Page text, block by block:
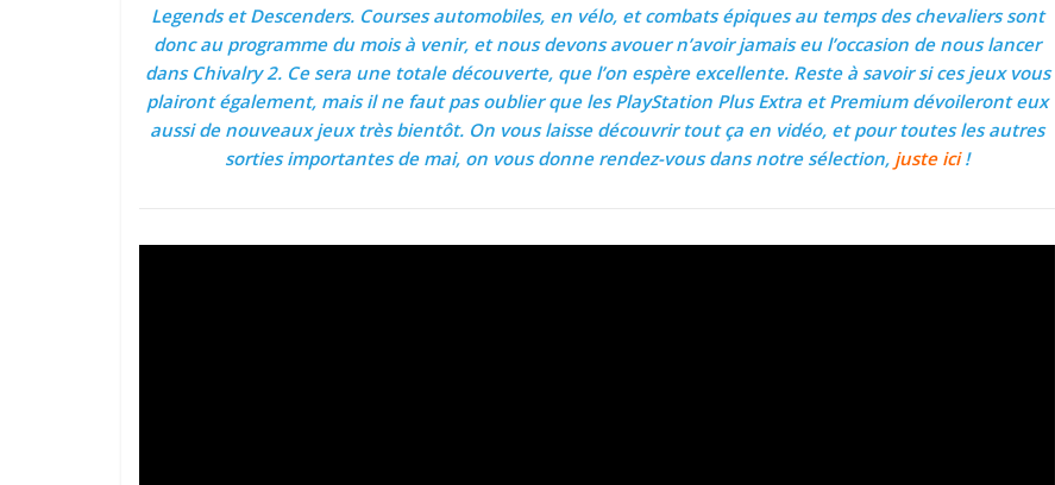
Legends et Descenders. Courses automobiles, en vélo, et combats épiques au temps des chevaliers sont
donc au programme du mois à venir, et nous devons avouer n’avoir jamais eu l’occasion de nous lancer
dans Chivalry 2. Ce sera une totale découverte, que l’on espère excellente. Reste à savoir si ces jeux vous
plairont également, mais il ne faut pas oublier que les PlayStation Plus Extra et Premium dévoileront eux
aussi de nouveaux jeux très bientôt. On vous laisse découvrir tout ça en vidéo, et pour toutes les autres
sorties importantes de mai, on vous donne rendez-vous dans notre sélection, juste ici!